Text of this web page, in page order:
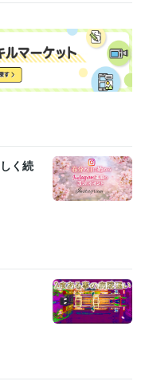
その方の放つエネルギー
び、気づきと進化の目的
します。
気づきが湧き上がる場合
4月
2011年2月 ~ 2011年5月
く続